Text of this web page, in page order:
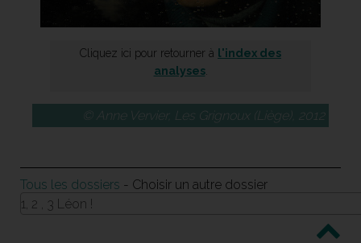
Cliquez ici pour retourner à l'index des
analyses.
© Anne Vervier, Les Grignoux (Liège), 2012
Tous les dossiers - Choisir un autre dossier
1, 2 , 3 Léon !